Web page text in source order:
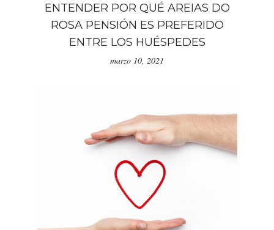
ENTENDER POR QUÉ AREIAS DO
ROSA PENSIÓN ES PREFERIDO
ENTRE LOS HUÉSPEDES
marzo 10, 2021